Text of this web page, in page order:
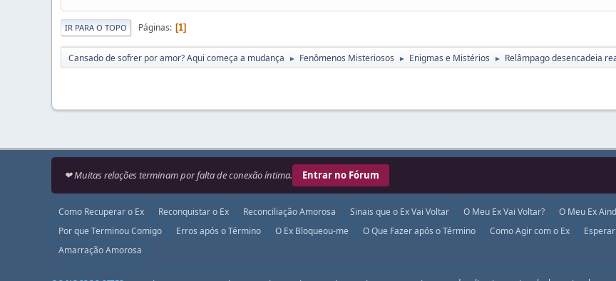
IR PARA O TOPO Páginas 1
Cansado de sofrer por amor? Aqui começa a mudança ► Fenômenos Misteriosos ► Enigmas e Mistérios ► Relâmpago desencadeia
❤ Muitas relações terminam por falta de conexão íntima. Entrar no Fórum
Como Recuperar o Ex Reconquistar o Ex Reconciliação Amorosa Sinais que o Ex Vai Voltar O Meu Ex Vai Voltar? O Meu Ex
Por que Terminou Comigo
Erros após o Término O Ex Bloqueou-me O Que Fazer após o Término Como Agir com o Ex
Amarração Amorosa